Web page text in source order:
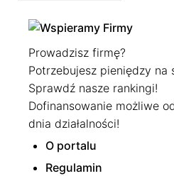
Prowadzisz firmę?
Potrzebujesz pieniędzy na
Sprawdź nasze rankingi!
Dofinansowanie możliwe
dnia działalności!
O portalu
Regulamin